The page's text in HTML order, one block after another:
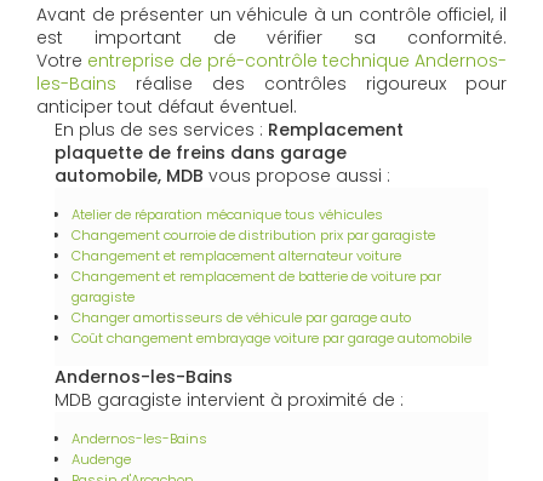
Avant de présenter un véhicule à un contrôle officiel, il
est important de vérifier sa conformité.
Votre entreprise de pré-contrôle technique Andernos-
les-Bains réalise des contrôles rigoureux pour
anticiper tout défaut éventuel.
En plus de ses services : Remplacement
plaquette de freins dans garage
automobile, MDB vous propose aussi :
Atelier de réparation mécanique tous véhicules
Changement courroie de distribution prix par garagiste
Changement et remplacement alternateur voiture
Changement et remplacement de batterie de voiture par
garagiste
Changer amortisseurs de véhicule par garage auto
Coût changement embrayage voiture par garage automobile
Andernos-les-Bains
MDB garagiste intervient à proximité de :
Andernos-les-Bains
Audenge